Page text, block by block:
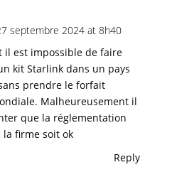
septembre 2024 at 8h40
il est impossible de faire
kit Starlink dans un pays
prendre le forfait
Malheureusement il
que la réglementation
la firme soit ok
Reply